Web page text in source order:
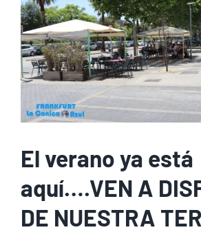
El verano ya está
aquí….VEN A
DE NUESTRA